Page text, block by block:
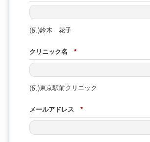
(例)鈴木 花子
クリニック名 *
(例)東京駅前クリニック
メールアドレス *